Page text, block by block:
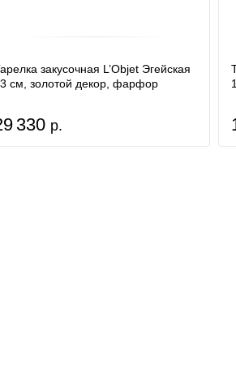
закусочная L’Objet Эгейская
см, золотой декор, фарфор
330 р.